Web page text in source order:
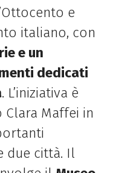
e
italiano, con
e un
dedicati
. L’iniziativa è
Maffei in
due città. Il